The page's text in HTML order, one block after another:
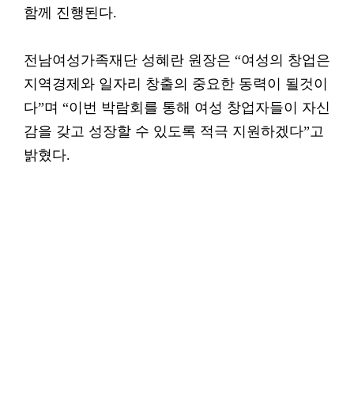
함께 진행된다.
전남여성가족재단 성혜란 원장은 “여성의 창업은
지역경제와 일자리 창출의 중요한 동력이 될것이
다”며 “이번 박람회를 통해 여성 창업자들이 자신
감을 갖고 성장할 수 있도록 적극 지원하겠다”고
밝혔다.